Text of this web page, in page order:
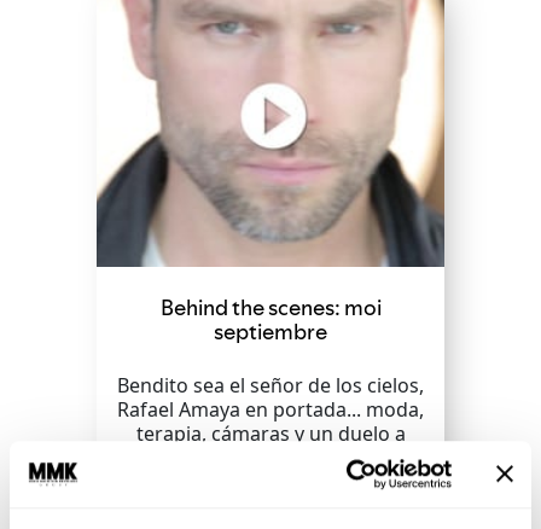
Behind the scenes: moi
septiembre
Bendito sea el señor de los cielos,
Rafael Amaya en portada... moda,
terapia, cámaras y un duelo a